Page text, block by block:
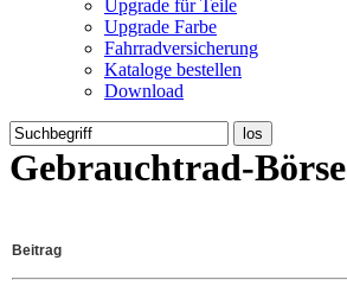
Upgrade für Teile
Upgrade Farbe
Fahrradversicherung
Kataloge bestellen
Download
Gebrauchtrad-Börse
Beitrag